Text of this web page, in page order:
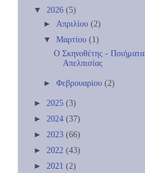
▼ 2026 (5)
► Απριλίου(2)
▼Μαρτίου(1)
Ο Σκηνοθέτης - Ποιήματα
Απελπισίας
►Φεβρουαρίου(2)
► 2025 (3)
► 2024 (37)
► 2023 (66)
► 2022 (43)
► 2021 (2)